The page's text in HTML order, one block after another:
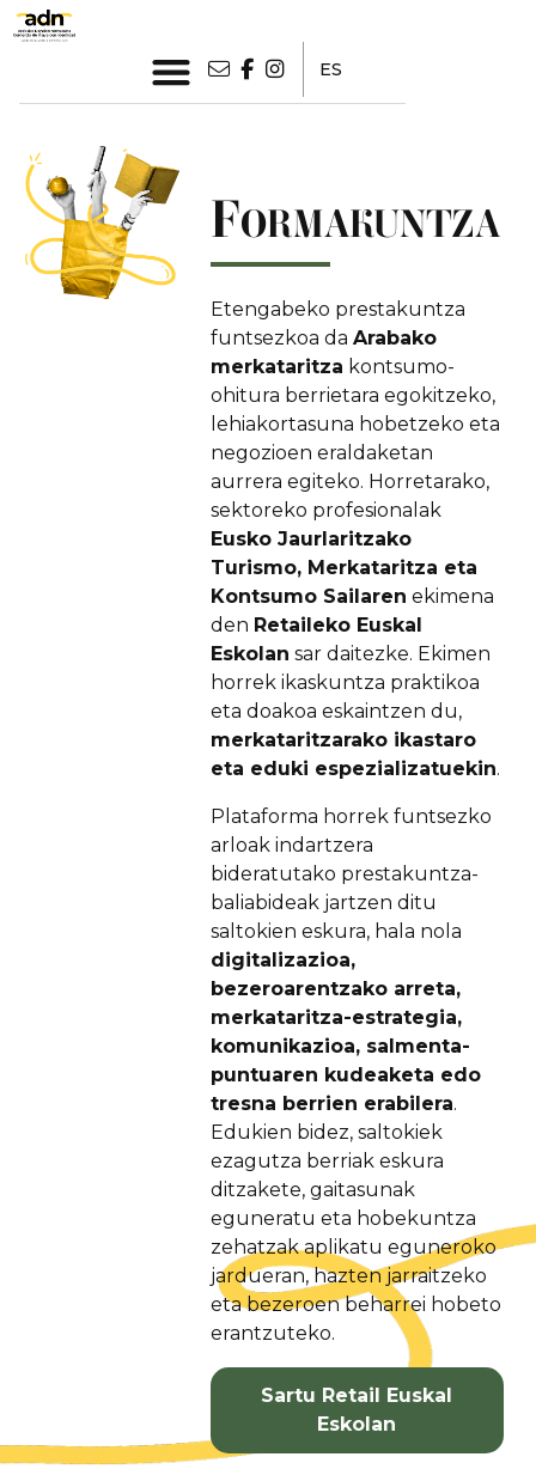
ES
FORMAKUNTZA
Etengabeko prestakuntza
funtsezkoa daArabako
merkataritza kontsumo-
ohitura berrietara egokitzeko,
lehiakortasuna hobetzeko eta
negozioen eraldaketan
aurrera egiteko. Horretarako,
sektoreko profesionalak
Eusko Jaurlaritzako
Turismo, Merkataritza eta
Kontsumo Sailaren ekimena
den Retaileko Euskal
Eskolan sar daitezke. Ekimen
horrek ikaskuntza praktikoa
eta doakoa eskaintzen du,
merkataritzarako ikastaro
eta eduki espezializatuekin.
Plataforma horrek funtsezko
arloak indartzera
bideratutako prestakuntza-
baliabideak jartzen ditu
saltokien eskura, hala nola
digitalizazioa,
bezeroarentzako arreta,
merkataritza-estrategia,
komunikazioa, salmenta-
puntuaren kudeaketa edo
tresna berrien erabilera.
Edukien bidez, saltokiek
ezagutza berriak eskura
ditzakete, gaitasunak
eguneratu eta hobekuntza
zehatzak aplikatu eguneroko
jardueran, hazten jarraitzeko
eta bezeroen beharrei hobeto
erantzuteko.
Sartu Retail Euskal
Eskolan